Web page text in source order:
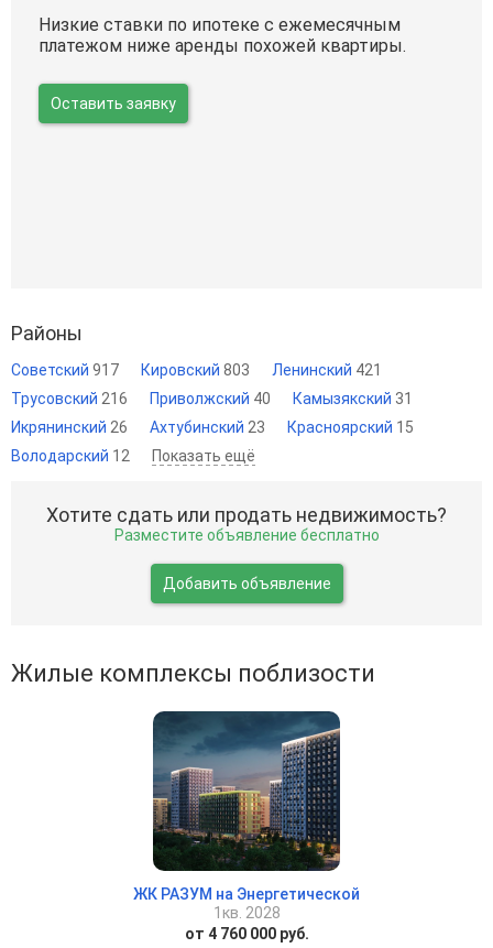
Низкие ставки по ипотеке с ежемесячным
платежом ниже аренды похожей квартиры.
Оставить заявку
Районы
Советский 917 Кировский 803 Ленинский 421
Трусовский 216 Приволжский 40 Камызякский 31
Икрянинский 26 Ахтубинский 23 Красноярский 15
Володарский 12 Показать ещё
Хотите сдать или продать недвижимость?
Разместите объявление бесплатно
Добавить объявление
Жилые комплексы поблизости
ЖК РАЗУМ на Энергетической
1кв. 2028
от 4 760 000 руб.